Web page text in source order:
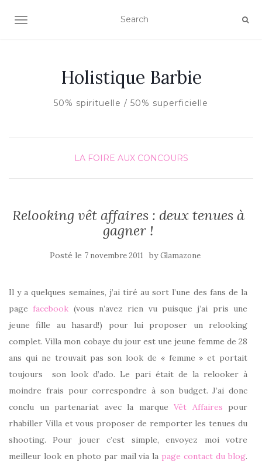
AFFICHER/MASQUER LA NAVIGATION
Holistique Barbie
50% spirituelle / 50% superficielle
LA FOIRE AUX CONCOURS
Relooking vêt affaires : deux tenues à
gagner !
Posté le 7 novembre 2011 byGlamazone
Il y a quelques semaines, j’ai tiré au sort l’une des fans de la
pagefacebook (vous n’avez rien vu puisque j’ai pris une
jeune fille au hasard!) pour lui proposer un relooking
complet. Villa mon cobaye du jour est une jeune femme de 28
ans qui ne trouvait pas son look de « femme » et portait
toujours son look d’ado. Le pari était de la relooker à
moindre frais pour correspondre à son budget. J’ai donc
conclu un partenariat avec la marque Vêt Affaires pour
rhabiller Villa et vous proposer de remporter les tenues du
shooting. Pour jouer c’est simple, envoyez moi votre
meilleur look en photo par mail via la page contact du blog.